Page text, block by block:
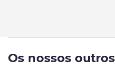
Os nossos outros